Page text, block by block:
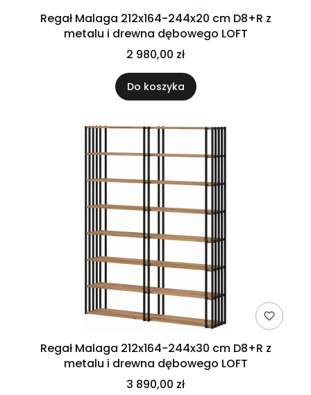
Regał Malaga 212x164-244x20 cm D8+R z
metalu i drewna dębowego LOFT
2 980,00 zł
Do koszyka
Regał Malaga 212x164-244x30 cm D8+R z
metalu i drewna dębowego LOFT
3 890,00 zł